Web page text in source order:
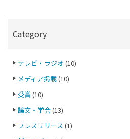
Category
テレビ・ラジオ (10)
メディア掲載(10)
受賞 (10)
論文・学会(13)
プレスリリース (1)